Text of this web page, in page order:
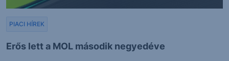
Erős lett a MOL második negyedéve
PIACI HÍREK